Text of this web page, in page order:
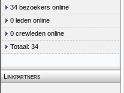
34 bezoekers online
0 leden online
0 crewleden online
Totaal: 34
Linkpartners